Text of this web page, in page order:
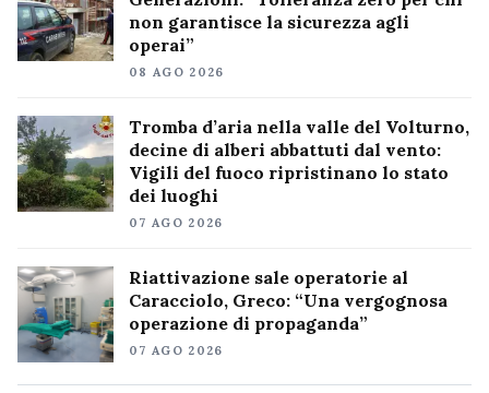
non garantisce la sicurezza agli
operai”
08 AGO 2026
Tromba d’aria nella valle del Volturno,
decine di alberi abbattuti dal vento:
Vigili del fuoco ripristinano lo stato
dei luoghi
07 AGO 2026
Riattivazione sale operatorie al
Caracciolo, Greco: “Una vergognosa
operazione di propaganda”
07 AGO 2026